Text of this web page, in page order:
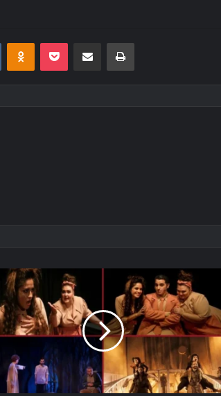
VKontakteOdnoklassniki
Pocket E-Posta ile paylaş Yazdır